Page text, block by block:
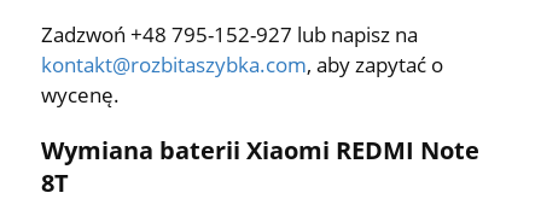
Zadzwoń +48 795-152-927 lub napisz na
kontakt@rozbitaszybka.com, aby zapytać o
wycenę.
Wymiana baterii Xiaomi REDMI Note
8T